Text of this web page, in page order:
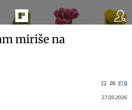
miriše na
26
0
27.05.2026